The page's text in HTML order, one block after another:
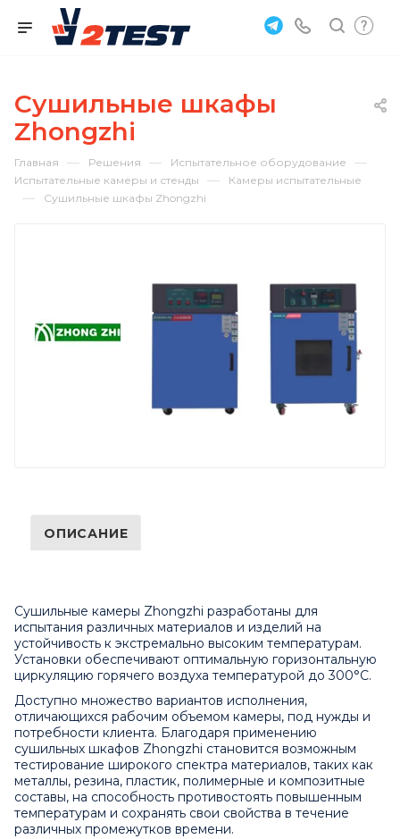
Сушильные шкафы
Zhongzhi
Главная — Решения — Испытательное оборудование —
Испытательные камеры и стенды — Камеры испытательные
— Сушильные шкафы Zhongzhi
ОПИСАНИЕ
Сушильные камеры Zhongzhi разработаны для
испытания различных материалов и изделий на
устойчивость к экстремально высоким температурам.
Установки обеспечивают оптимальную горизонтальную
циркуляцию горячего воздуха температурой до 300°C.
Доступно множество вариантов исполнения,
отличающихся рабочим объемом камеры, под нужды и
потребности клиента. Благодаря применению
сушильных шкафов Zhongzhi становится возможным
тестирование широкого спектра материалов, таких как
металлы, резина, пластик, полимерные и композитные
составы, на способность противостоять повышенным
температурам и сохранять свои свойства в течение
различных промежутков времени.